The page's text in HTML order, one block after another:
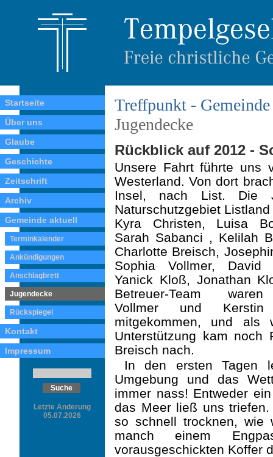
Startseite
Über uns
Glaube
Geschichte
Zeitschrift
Archiv
Gemeinde aktuell
Terminkalender
Ankündigungen
Anschlagbrett
Jugendecke
Rückspiegel
Kontakt
Impressum
Letzte Änderung
05.07.2026
Treffpunkt -
Jugendecke
Rückblick auf 2012 -
Unsere Fahrt führte uns
Westerland. Von dort
Insel, nach List. Die
Naturschutzgebiet
Kyra Christen, Luisa
Sarah Sabanci , Kelilah
Charlotte Breisch,
Sophia Vollmer, David
Yanick Kloß, Jonathan
Betreuer-Team
Vollmer und
mitgekommen, und als
Unterstützung kam noch
Breisch nach.
In den ersten Tagen
Umgebung und das
immer nass! Entweder
das Meer ließ uns
so schnell trocknen,
manch einem
vorausgeschickten Koffer